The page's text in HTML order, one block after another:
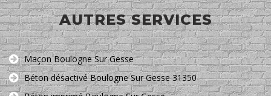
AUTRES SERVICES
Maçon Boulogne Sur Gesse
Béton désactivé Boulogne Sur Gesse 31350